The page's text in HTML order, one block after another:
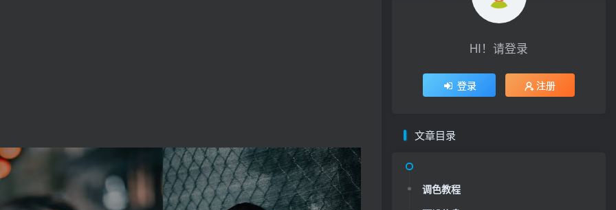
HI！请登录
登录 注册
文章目录
调色教程